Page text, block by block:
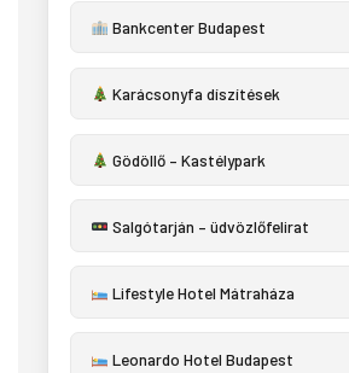
Bankcenter Budapest
Karácsonyfa díszítések
Gödöllő – Kastélypark
Salgótarján – üdvözlőfelirat
Lifestyle Hotel Mátraháza
Leonardo Hotel Budapest